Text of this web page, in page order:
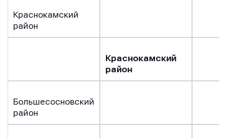
Краснокамский
район
Краснокамский
район
Большесосновский
район